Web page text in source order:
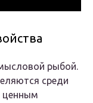
рыбой.
среди
ценным